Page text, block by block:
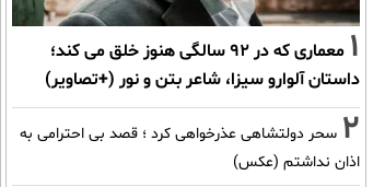
1
معماری که در 92 سالگی هنوز خلق می کند؛
داستان آلوارو سیزا، شاعر بتن و نور (+تصاویر)
2 سحر دولتشاهی عذرخواهی کرد ؛ قصد بی احترامی به
اذان نداشتم (عکس)